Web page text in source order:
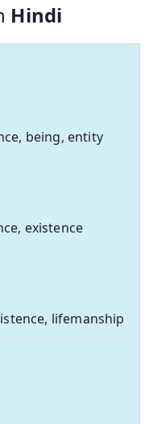
Hindi
being, entity
existence
lifemanship